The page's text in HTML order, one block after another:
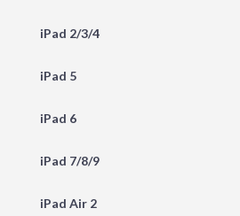
iPad 2/3/4
iPad 5
iPad 6
iPad 7/8/9
iPad Air 2